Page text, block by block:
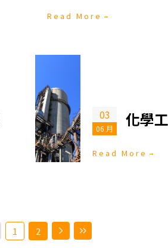
Read More
03
06 月 化學
Read More
1 2